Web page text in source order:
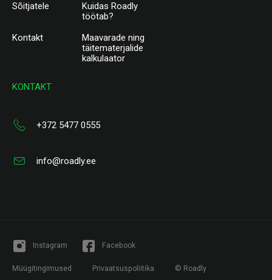
Sõitjatele
Kuidas Roadly
töötab?
Kontakt
Maavarade ning
täitematerjalide
kalkulaator
KONTAKT
+372 5477 0555
info@roadly.ee
Instagram Facebook
Müügitingimused Privaatsuspoliitika © Roadly